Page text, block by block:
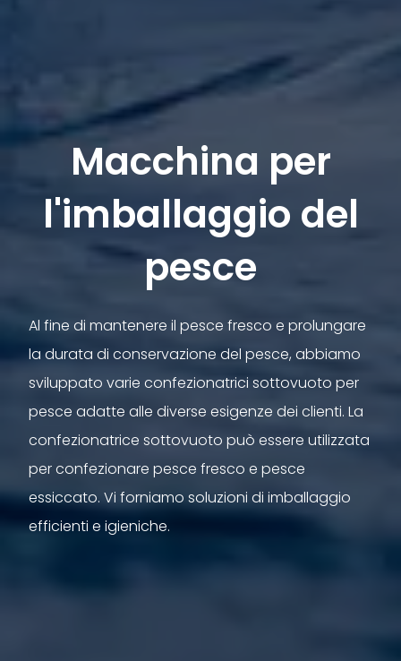
Macchina per
l'imballaggio del
pesce
Al fine di mantenere il pesce fresco e prolungare
la durata di conservazione del pesce, abbiamo
sviluppato varie confezionatrici sottovuoto per
pesce adatte alle diverse esigenze dei clienti. La
confezionatrice sottovuoto può essere utilizzata
per confezionare pesce fresco e pesce
essiccato. Vi forniamo soluzioni di imballaggio
efficienti e igieniche.